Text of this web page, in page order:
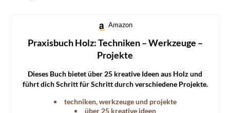
Amazon
Praxisbuch Holz: Techniken – Werkzeuge –
Projekte
Dieses Buch bietet über 25 kreative Ideen aus Holz und
führt dich Schritt für Schritt durch verschiedene Projekte.
erweitern möchten.
techniken, werkzeuge und projekte
über 25 kreative ideen